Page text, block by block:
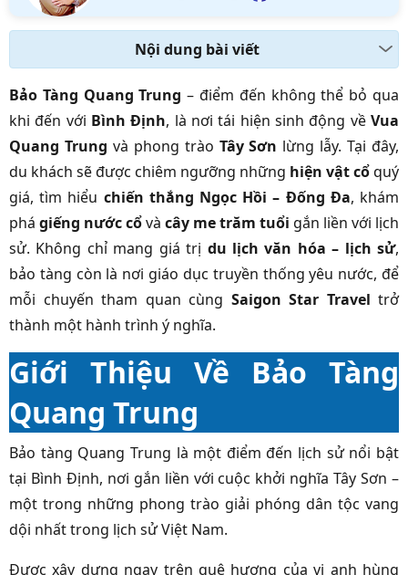
Nội dung bài viết
Bảo Tàng Quang Trung – điểm đến không thể bỏ qua
khi đến với Bình Định, là nơi tái hiện sinh động vềVua
Quang Trung và phong trào Tây Sơn lừng lẫy. Tại đây,
du khách sẽ được chiêm ngưỡng những hiện vật cổquý
giá, tìm hiểu chiến thắng Ngọc Hồi – Đống Đa, khám
phá giếng nước cổvà cây me trăm tuổi gắn liền với lịch
sử. Không chỉ mang giá trị du lịch văn hóa – lịch sử,
bảo tàng còn là nơi giáo dục truyền thống yêu nước, để
mỗi chuyến tham quan cùng Saigon Star Travel trở
thành một hành trình ý nghĩa.
Giới Thiệu Về Bảo Tàng
Quang Trung
Bảo tàng Quang Trung là một điểm đến lịch sử nổi bật
tại Bình Định, nơi gắn liền với cuộc khởi nghĩa Tây Sơn –
một trong những phong trào giải phóng dân tộc vang
dội nhất trong lịch sử Việt Nam.
Được xây dựng ngay trên quê hương của vị anh hùng